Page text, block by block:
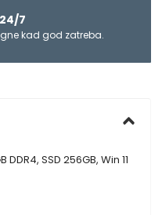
7
kad god zatreba.
DDR4, SSD 256GB, Win 11